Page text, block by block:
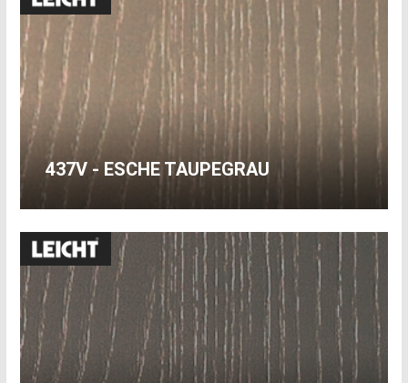
437V - ESCHE TAUPEGRAU